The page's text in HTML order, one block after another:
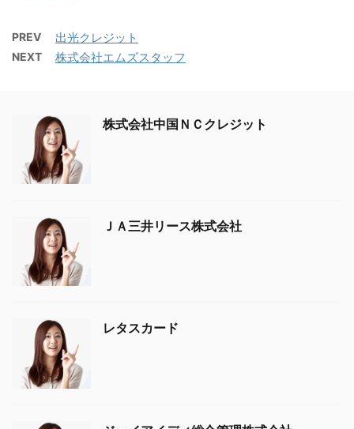
PREV 出光クレジット
NEXT 株式会社エムズスタッフ
株式会社中国ＮＣクレジット
ＪＡ三井リース株式会社
レタスカード